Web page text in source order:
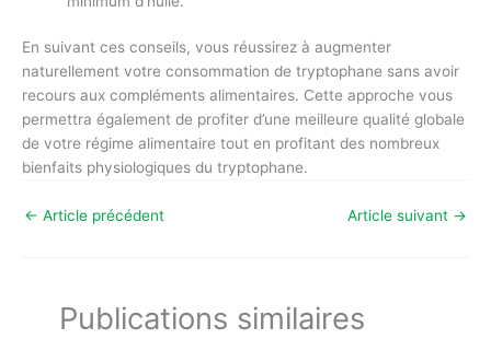
En suivant ces conseils, vous réussirez à augmenter
naturellement votre consommation de tryptophane sans avoir
recours aux compléments alimentaires. Cette approche vous
permettra également de profiter d’une meilleure qualité globale
de votre régime alimentaire tout en profitant des nombreux
bienfaits physiologiques du tryptophane.
← Article précédent Article suivant →
Publications similaires